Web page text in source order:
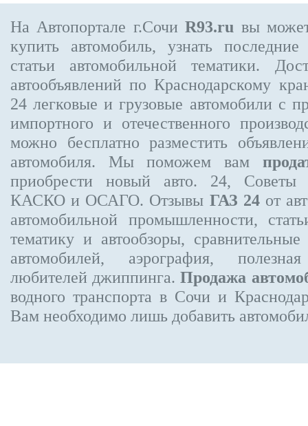
На Автопортале г.СочиR93.ru вы
купить автомобиль, узнать
статьи автомобильной тематики.
автообъявлений по Краснодарскому
24 легковые и грузовые автомобили с
импортного и отечественного
можно бесплатно разместить
автомобиля. Мы поможем вам
приобрести новый авто. 24, Советы
КАСКО и ОСАГО. Отзывы ГАЗ 24от
автомобильной промышленности,
тематику и автообзоры,
автомобилей, аэрография,
любителей джиппинга.Продажа
водного транспорта в Сочи и
Вам необходимо лишь добавить